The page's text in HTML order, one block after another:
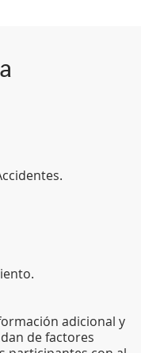
adicional y
de factores